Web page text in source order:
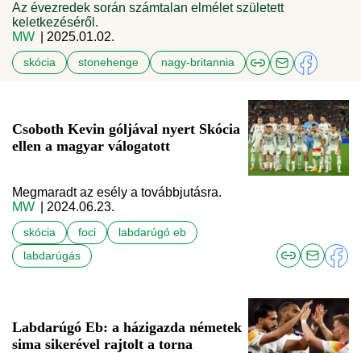
Az évezredek során számtalan elmélet született
keletkezéséről.
MW
| 2025.01.02.
skócia stonehenge nagy-britannia
Csoboth Kevin góljával nyert Skócia
ellen a magyar válogatott
Megmaradt az esély a továbbjutásra.
MW
| 2024.06.23.
skócia foci
labdarúgó eb
labdarúgás
Labdarúgó Eb: a házigazda németek
sima sikerével rajtolt a torna